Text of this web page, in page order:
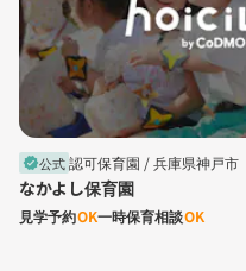
verified公式認可保育園 /兵庫県神戸市
なかよし保育園
見学予約OK一時保育相談OK